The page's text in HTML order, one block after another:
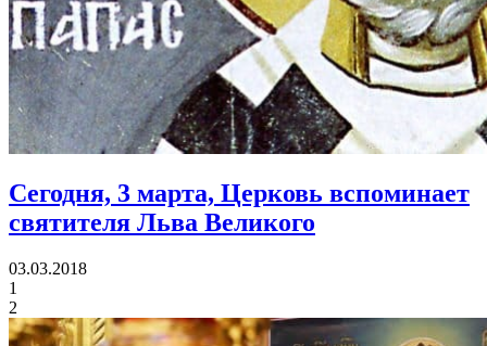
Сегодня, 3 марта, Церковь вспоминает
святителя Льва Великого
03.03.2018
1
2